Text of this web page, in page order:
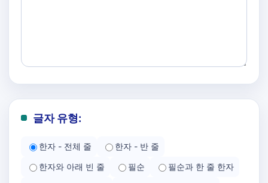
글자 유형:
한자 - 전체 줄
한자 - 반 줄
한자와 아래 빈 줄
필순
필순과 한 줄 한자